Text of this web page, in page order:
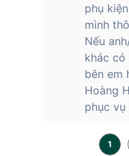
phụ
mình
Nếu
khác
bên em
Hoàng
phục vụ
1